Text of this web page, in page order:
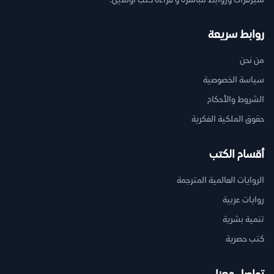
روابط سريعة
من نحن
سياسة الخصوصية
الشروط والأحكام
حقوق الملكية الفكرية
أقسام الكتب
الروايات العالمية المترجمة
روايات عربية
تنمية بشرية
كتب حصرية